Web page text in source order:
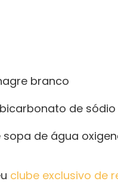
branco
de sódio
sopa de água
clube exclusivo de